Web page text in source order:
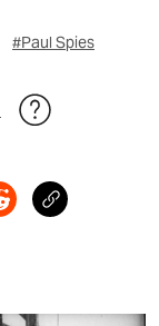
#Paul Spies